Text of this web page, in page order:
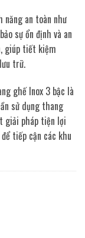
năng an toàn như
sự ổn định và an
giúp tiết kiệm
trữ.
ghế Inox 3 bậc là
sử dụng thang
giải pháp tiện lợi
tiếp cận các khu